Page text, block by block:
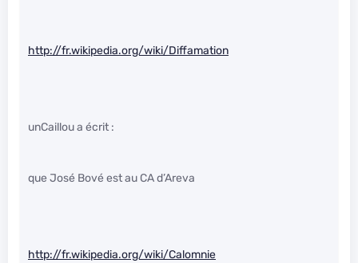
http://fr.wikipedia.org/wiki/Diffamation
unCaillou a écrit :
que José Bové est au CA d’Areva
http://fr.wikipedia.org/wiki/Calomnie